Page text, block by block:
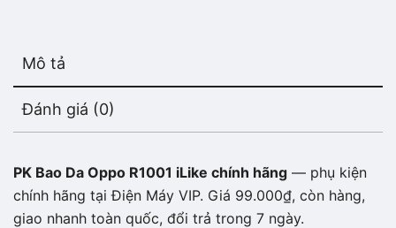
Mô tả
Đánh giá (0)
PK Bao Da Oppo R1001 iLike chính hãng — phụ kiện
chính hãng tại Điện Máy VIP. Giá 99.000₫, còn hàng,
giao nhanh toàn quốc, đổi trả trong 7 ngày.